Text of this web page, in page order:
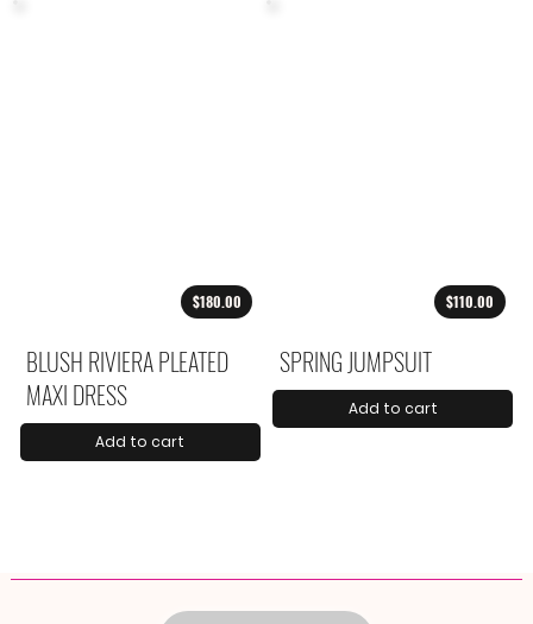
$180.00
BLUSH RIVIERA PLEATED
MAXI DRESS
Add to cart
$110.00
SPRING JUMPSUIT
Add to cart